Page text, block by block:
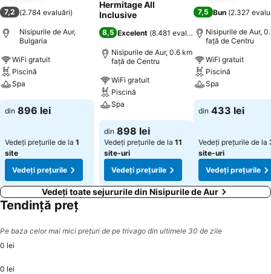
7,2 (2.784 evaluări)
Nisipurile de Aur,
Bulgaria
WiFi gratuit
Piscină
Spa
Vedeți prețurile
din 896 lei
Vedeți prețurile de la 1
site
Vedeți prețurile
Hermitage All
Inclusive
8,5 Excelent (8.481 evaluări)
Nisipurile de Aur, 0.6 km
faţă de Centru
WiFi gratuit
Piscină
Spa
Vedeți prețurile
din 898 lei
Vedeți prețurile de la 11
site-uri
Vedeți prețurile
7,5 Bun (2.327
Nisipurile de Aur,
faţă de Centru
WiFi gratuit
Piscină
Spa
Vedeți prețurile
din 433 lei
Vedeți prețurile de la
site-uri
Vedeți prețurile
Vedeți toate sejururile din Nisipurile de Aur
Tendință preț
Pe baza celor mai mici prețuri de pe trivago din ultimele 30 de zile
0 lei
0 lei